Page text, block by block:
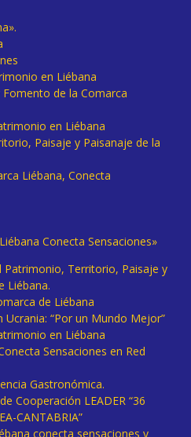
en Liébana
de la Comarca
en Liébana
Paisaje y Paisanaje de la
Liébana, Conecta
Conecta Sensaciones»
Patrimonio, Territorio, Paisaje y
Liébana.
de Liébana
“Por un Mundo Mejor”
en Liébana
Sensaciones en Red
Gastronómica.
Cooperación LEADER “36
CANTABRIA”
conecta sensaciones y